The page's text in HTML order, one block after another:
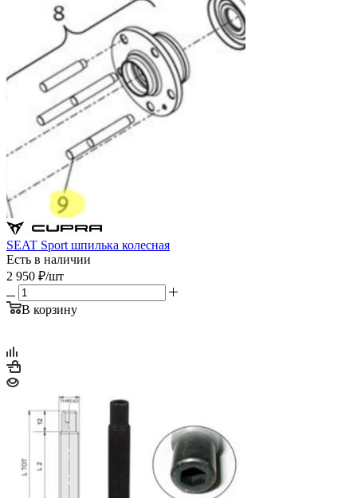
SEAT Sport шпилька колесная
Есть в наличии
2 950 ₽/шт
В корзину